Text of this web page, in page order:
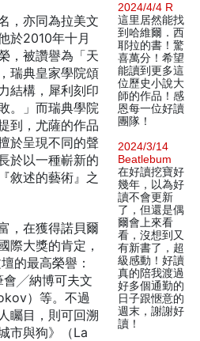
，亦同為拉美文
於2010年十月
，被讚譽為「天
瑞典皇家學院頌
結構，犀利刻印
。」而瑞典學院
到，尤薩的作品
於呈現不同的聲
於以一種嶄新的
敘述的藝術』之
，在獲得諾貝爾
際大獎的肯定，
的最高榮譽：
會╱納博可夫文
）等。不過
矚目，則可回溯
市與狗》（La
2024/4/4 R
這里居然能找
到哈維爾．西
耶拉的書！驚
喜萬分！希望
能讀到更多這
位歷史小說大
師的作品！感
恩每一位好讀
團隊！
2024/3/14
Beatlebum
在好讀挖寶好
幾年，以為好
讀不會更新
了，但還是偶
爾會上來看
看，沒想到又
有新書了，超
級感動！好讀
真的陪我渡過
好多個通勤的
日子跟愜意的
週末，謝謝好
讀！